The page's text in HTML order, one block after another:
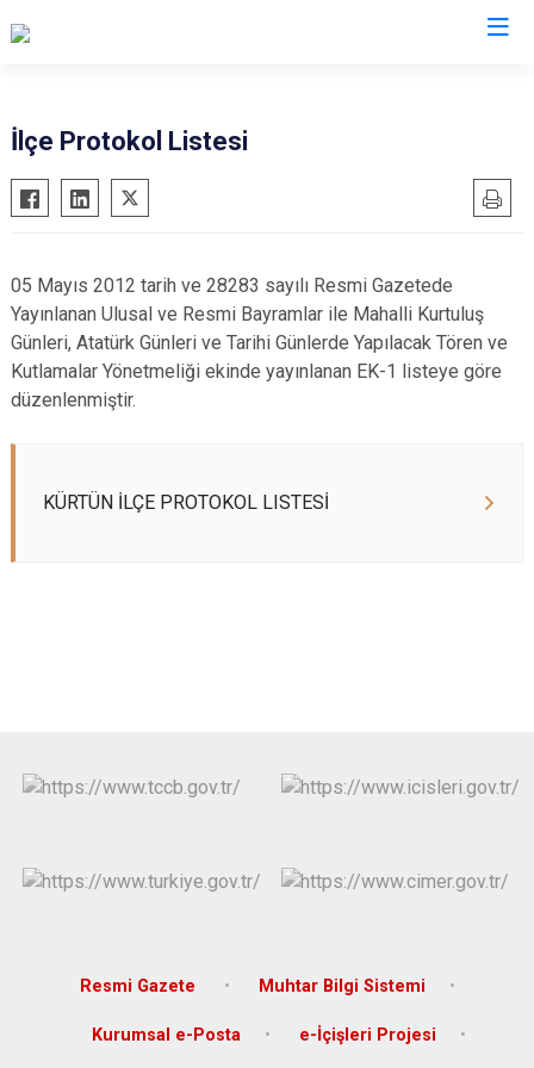
Kelkit
Köse
Şiran
Torul
İlçe Protokol Listesi
05 Mayıs 2012 tarih ve 28283 sayılı Resmi Gazetede
Yayınlanan Ulusal ve Resmi Bayramlar ile Mahalli Kurtuluş
Günleri, Atatürk Günleri ve Tarihi Günlerde Yapılacak Tören ve
Kutlamalar Yönetmeliği ekinde yayınlanan EK-1 listeye göre
düzenlenmiştir.
KÜRTÜN İLÇE PROTOKOL LISTESİ
Resmi Gazete Muhtar Bilgi Sistemi
Kurumsal e-Posta e-İçişleri Projesi